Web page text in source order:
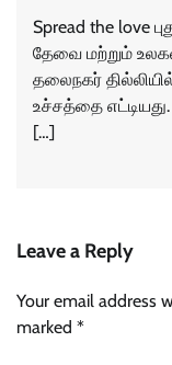
Spread the love
தேவை மற்றும்
தலைநகர்
உச்சத்தை
[…]
Leave a Reply
Your email address
marked *